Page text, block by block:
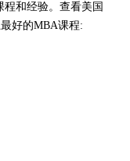
和经验。查看美国
好的MBA课程: